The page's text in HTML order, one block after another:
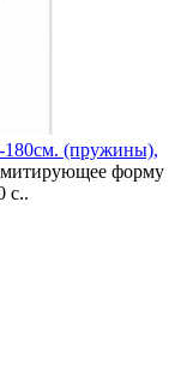
(пружины),
форму
с..